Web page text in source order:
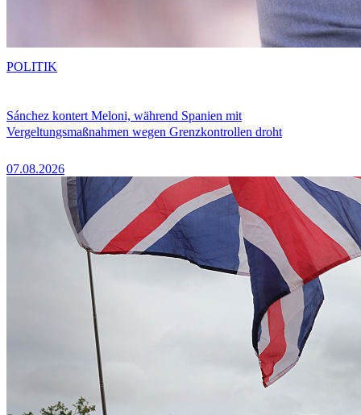
Sánchez kontert Meloni, während Spanien mit
Vergeltungsmaßnahmen wegen Grenzkontrollen droht
07.08.2026
POLITIK